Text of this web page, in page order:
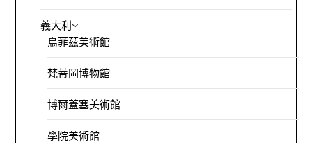
義大利
烏菲茲美術館
梵蒂岡博物館
博爾蓋塞美術館
學院美術館